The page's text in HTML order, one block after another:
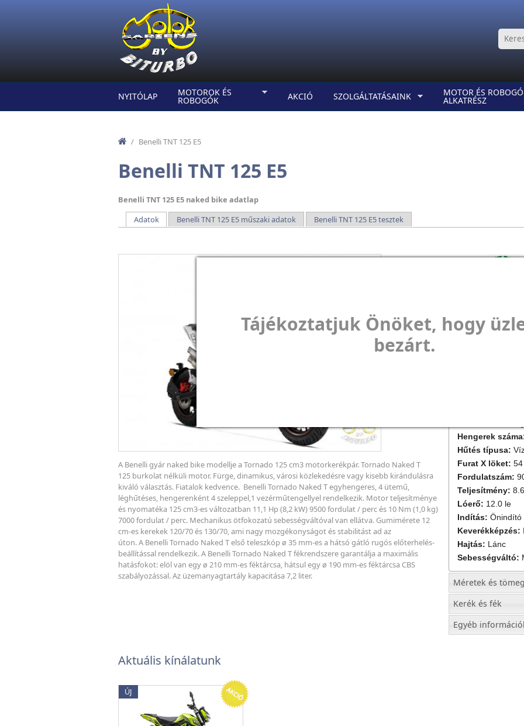
Tájékoztatjuk Önöket, hogy
bezárt.
NYITÓLAP MOTOROK ÉS
ROBOGÓK AKCIÓ SZOLGÁLTATÁSAINK MOTOR ÉS ROBOGÓ
ALKATRÉSZ
/ Benelli TNT 125 E5
Benelli TNT 125 E5
Benelli TNT 125 E5 naked bike adatlap
Elsődleges fülek
Adatok(aktív fül)Benelli TNT 125 E5 műszaki adatok Benelli TNT 125 E5 tesztek
A Benelli gyár naked bike modellje a Tornado 125 cm3 motorkerékpár. Tornado Naked T
125 burkolat nélküli motor. Fürge, dinamikus, városi közlekedésre vagy kisebb kirándulásra
kiváló választás. Fiatalok kedvence. Benelli Tornado Naked T egyhengeres, 4 ütemű,
léghűtéses, hengerenként 4 szeleppel,1 vezérműtengellyel rendelkezik. Motor teljesítménye
és nyomatéka 125 cm3-es változatban 11,1 Hp (8,2 kW) 9500 fordulat / perc és 10 Nm (1,0 kg)
7000 fordulat / perc. Mechanikus ötfokozatú sebességváltóval van ellátva. Gumimérete 12
cm-es kerekek 120/70 és 130/70, ami nagy mozgékonyságot és stabilitást ad az
úton. A Benelli Tornado Naked T első teleszkóp ø 35 mm-es a hátsó gátló rugós előterhelés-
beállítással rendelkezik. A Benelli Tornado Naked T fékrendszere garantálja a maximális
hatásfokot: elöl van egy ø 210 mm-es féktárcsa, hátsul egy ø 190 mm-es féktárcsa CBS
szabályozással. Az üzemanyagtartály kapacitása 7,2 liter.
Kivitel:naked bike
Aktuális, gyártás
Hengerek
Hűtés típusa:
Furat X löket:
Fordulatszám:
Teljesítmény:
Lóerő: 12.0 le
Indítás:Önindító
Keverékképzés:
Hajtás: Lánc
Sebességváltó:
Méretek és tömeg
Kerék és fék
Egyéb
Aktuális kínálatunk
ÚJ